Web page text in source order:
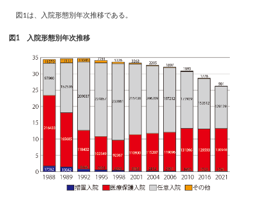
図1は、入院形態別年次推移である。
図1 入院形態別年次推移